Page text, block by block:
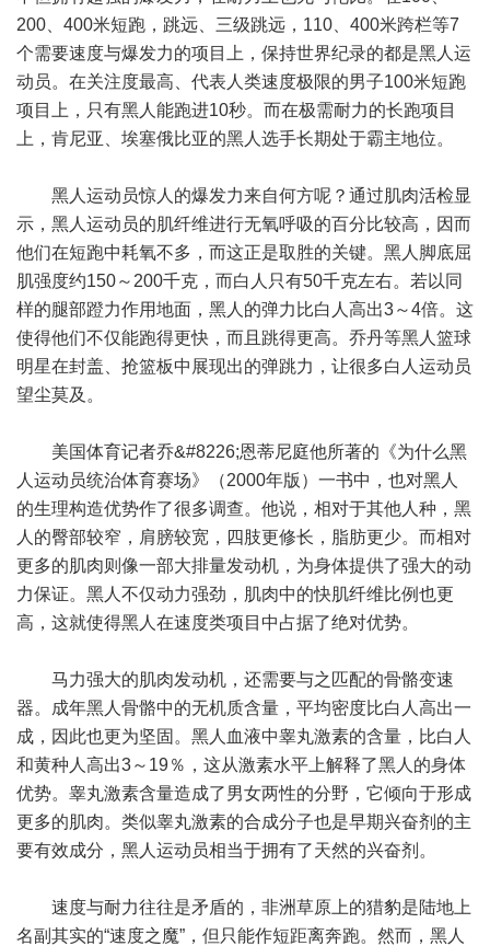
200、400米短跑，跳远、三级跳远，110、400米跨栏等7
个需要速度与爆发力的项目上，保持世界纪录的都是黑人运
动员。在关注度最高、代表人类速度极限的男子100米短跑
项目上，只有黑人能跑进10秒。而在极需耐力的长跑项目
上，肯尼亚、埃塞俄比亚的黑人选手长期处于霸主地位。
黑人运动员惊人的爆发力来自何方呢？通过肌肉活检显
示，黑人运动员的肌纤维进行无氧呼吸的百分比较高，因而
他们在短跑中耗氧不多，而这正是取胜的关键。黑人脚底屈
肌强度约150～200千克，而白人只有50千克左右。若以同
样的腿部蹬力作用地面，黑人的弹力比白人高出3～4倍。这
使得他们不仅能跑得更快，而且跳得更高。乔丹等黑人篮球
明星在封盖、抢篮板中展现出的弹跳力，让很多白人运动员
望尘莫及。
美国体育记者乔&#8226;恩蒂尼庭他所著的《为什么黑
人运动员统治体育赛场》（2000年版）一书中，也对黑人
的生理构造优势作了很多调查。他说，相对于其他人种，黑
人的臀部较窄，肩膀较宽，四肢更修长，脂肪更少。而相对
更多的肌肉则像一部大排量发动机，为身体提供了强大的动
力保证。黑人不仅动力强劲，肌肉中的快肌纤维比例也更
高，这就使得黑人在速度类项目中占据了绝对优势。
马力强大的肌肉发动机，还需要与之匹配的骨骼变速
器。成年黑人骨骼中的无机质含量，平均密度比白人高出一
成，因此也更为坚固。黑人血液中睾丸激素的含量，比白人
和黄种人高出3～19％，这从激素水平上解释了黑人的身体
优势。睾丸激素含量造成了男女两性的分野，它倾向于形成
更多的肌肉。类似睾丸激素的合成分子也是早期兴奋剂的主
要有效成分，黑人运动员相当于拥有了天然的兴奋剂。
速度与耐力往往是矛盾的，非洲草原上的猎豹是陆地上
名副其实的“速度之魔”，但只能作短距离奔跑。然而，黑人